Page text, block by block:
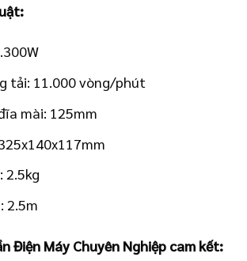
tải: 11.000 vòng/phút
mài: 125mm
2.5kg
2.5m
Điện Máy Chuyên Nghiệp cam kết: